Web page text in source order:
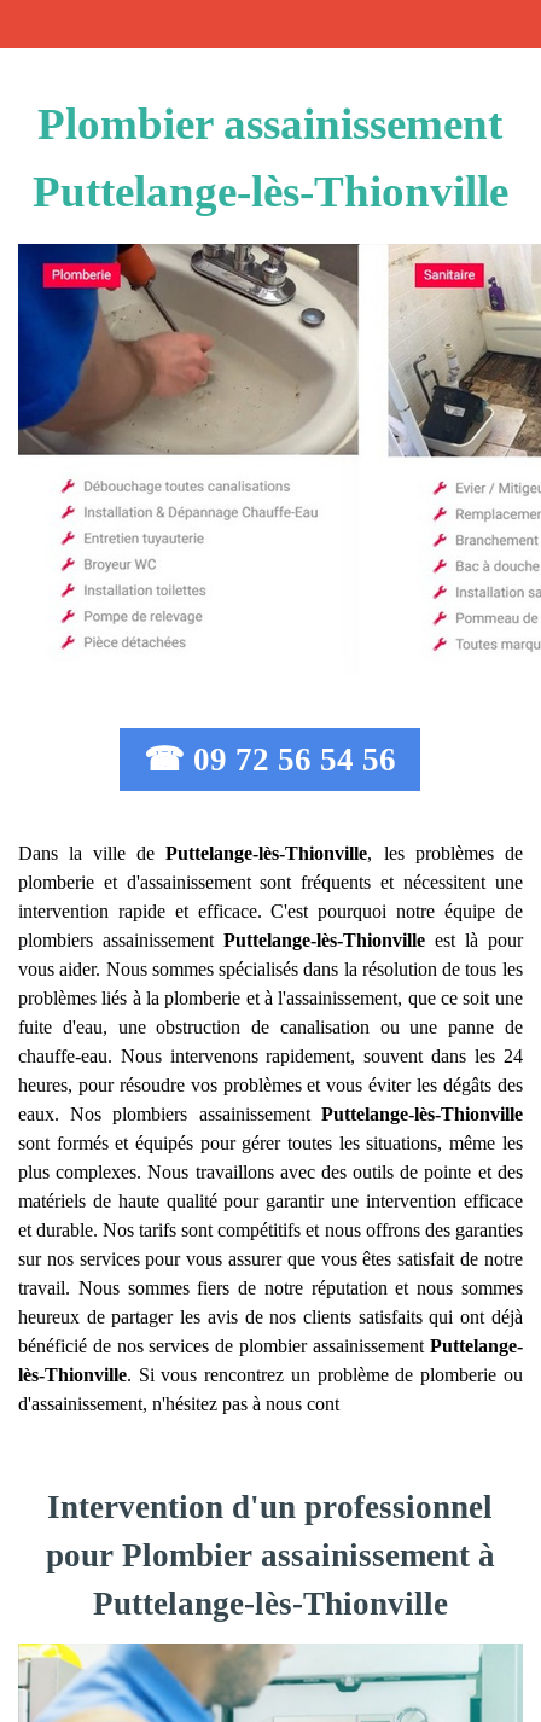
Plombier assainissement
Puttelange-lès-Thionville
☎ 09 72 56 54 56
Dans la ville dePuttelange-lès-Thionville, les problèmes de
plomberie et d'assainissement sont fréquents et nécessitent une
intervention rapide et efficace. C'est pourquoi notre équipe de
plombiers assainissement Puttelange-lès-Thionvilleest là pour
vous aider. Nous sommes spécialisés dans la résolution de tous les
problèmes liés à la plomberie et à l'assainissement, que ce soit une
fuite d'eau, une obstruction de canalisation ou une panne de
chauffe-eau. Nous intervenons rapidement, souvent dans les 24
heures, pour résoudre vos problèmes et vous éviter les dégâts des
eaux. Nos plombiers assainissement Puttelange-lès-Thionville
sont formés et équipés pour gérer toutes les situations, même les
plus complexes. Nous travaillons avec des outils de pointe et des
matériels de haute qualité pour garantir une intervention efficace
et durable. Nos tarifs sont compétitifs et nous offrons des garanties
sur nos services pour vous assurer que vous êtes satisfait de notre
travail. Nous sommes fiers de notre réputation et nous sommes
heureux de partager les avis de nos clients satisfaits qui ont déjà
bénéficié de nos services de plombier assainissement Puttelange-
lès-Thionville. Si vous rencontrez un problème de plomberie ou
d'assainissement, n'hésitez pas à nous cont
Intervention d'un professionnel
pour Plombier assainissement à
Puttelange-lès-Thionville